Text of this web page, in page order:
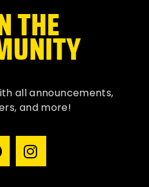
THE
allannouncements,
and more!